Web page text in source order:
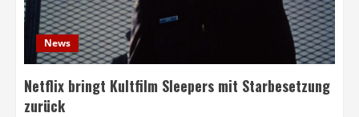
News
Netflix bringt Kultfilm Sleepers mit Starbesetzung
zurück